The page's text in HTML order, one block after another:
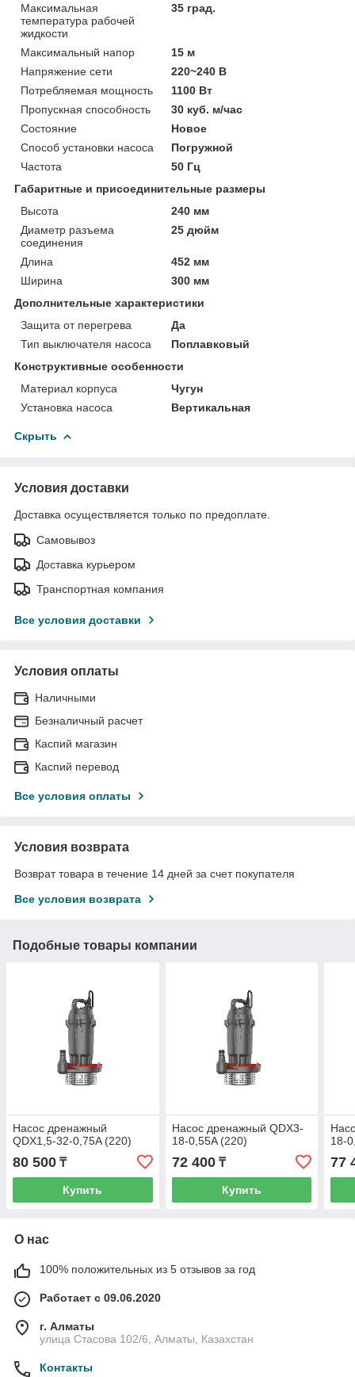
Максимальная
температура рабочей
жидкости
35 град.
Максимальный напор
15 м
Напряжение сети
220~240 В
Потребляемая мощность
1100 Вт
Пропускная способность
30 куб. м/час
Состояние
Новое
Способ установки насоса
Погружной
Частота
50 Гц
Габаритные и присоединительные размеры
Высота
240 мм
Диаметр разъема
соединения
25 дюйм
Длина
452 мм
Ширина
300 мм
Дополнительные характеристики
Защита от перегрева
Да
Тип выключателя насоса
Поплавковый
Конструктивные особенности
Материал корпуса
Чугун
Установка насоса
Вертикальная
Скрыть
Условия доставки
Доставка осуществляется только по предоплате.
Самовывоз
Доставка курьером
Транспортная компания
Все условия доставки
Условия оплаты
Наличными
Безналичный расчет
Каспий магазин
Каспий перевод
Все условия оплаты
Условия возврата
Возврат товара в течение 14 дней за счет покупателя
Все условия возврата
Подобные товары компании
Насос дренажный
QDX1,5-32-0,75A (220)
80 500 ₸
Купить
Насос дренажный QDX3-
18-0,55A (220)
72 400₸
Купить
18-
77
О нас
100% положительных из 5 отзывов за год
Работает с 09.06.2020
г. Алматы
улица Стасова 102/6, Алматы, Казахстан
Контакты